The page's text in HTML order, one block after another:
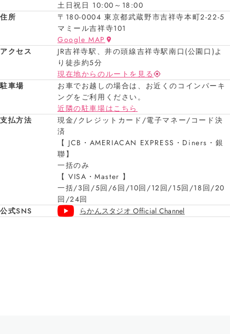
土日祝日 10:00～18:00
住所
〒180-0004 東京都武蔵野市吉祥寺本町2-22-5
マミール吉祥寺101
Google MAP
アクセス
JR吉祥寺駅、井の頭線吉祥寺駅南口(公園口)よ
り徒歩約5分
現在地からのルートを見る
駐車場
お車でお越しの場合は、お近くのコインパーキ
ングをご利用ください。
近隣の駐車場はこちら
支払方法
現金/クレジットカード/電子マネー/コード決
済
【 JCB・AMERIACAN EXPRESS・Diners・銀
聯】
一括のみ
【 VISA・Master 】
一括/3回/5回/6回/10回/12回/15回/18回/20
回/24回
公式SNS
らかんスタジオ Official Channel